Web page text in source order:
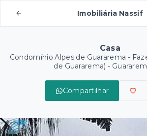
Imobiliária Nassif
Casa
Condomínio Alpes de Guararema -
de Guararema) -
Compartilhar